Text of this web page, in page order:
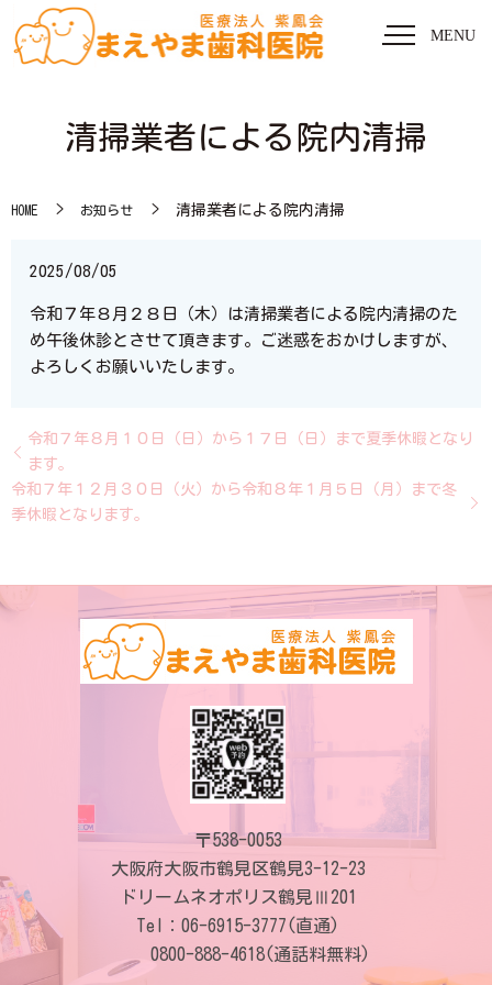
MENU
清掃業者による院内清掃
HOME お知らせ 清掃業者による院内清掃
2025/08/05
令和７年８月２８日（木）は清掃業者による院内清掃のた
め午後休診とさせて頂きます。ご迷惑をおかけしますが、
よろしくお願いいたします。
令和７年８月１０日（日）から１７日（日）まで夏季休暇となり
ます。
令和７年１２月３０日（火）から令和８年１月５日（月）まで冬
季休暇となります。
〒538-0053
大阪府大阪市鶴見区鶴見3-12-23
ドリームネオポリス鶴見Ⅲ201
Tel： 06-6915-3777(直通)
0800-888-4618(通話料無料)